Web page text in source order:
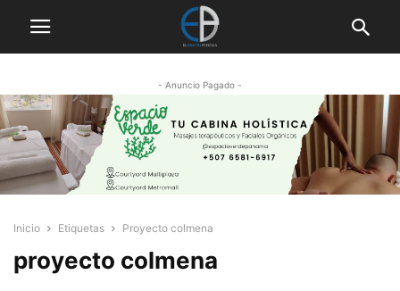
- Anuncio Pagado -
Inicio Etiquetas Proyecto colmena
proyecto colmena